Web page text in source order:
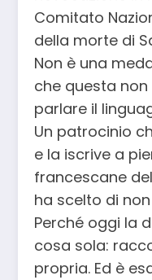
Comitato
della morte di
Non è una
che questa
parlare il
Un patrocinio
e la iscrive a
francescane
ha scelto di
Perché oggi la
cosa sola:
propria. Ed è